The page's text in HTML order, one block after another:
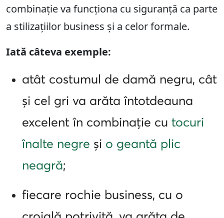
combinație va funcționa cu siguranță ca parte
a stilizațiilor business și a celor formale.
Iată câteva exemple:
atât costumul de damă negru, cât
și cel gri va arăta întotdeauna
excelent în combinație cu tocuri
înalte negre și o geantă plic
neagră;
fiecare rochie business, cu o